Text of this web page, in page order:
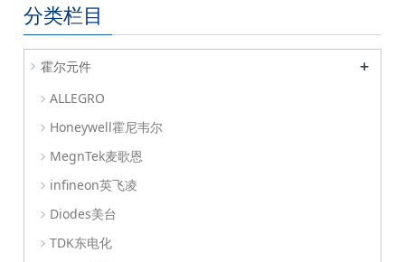
分类栏目
霍尔元件 +
ALLEGRO
Honeywell霍尼韦尔
MegnTek麦歌恩
infineon英飞凌
Diodes美台
TDK东电化